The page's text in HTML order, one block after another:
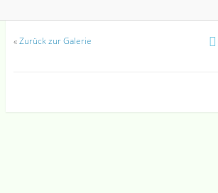
«Zurück zur Galerie